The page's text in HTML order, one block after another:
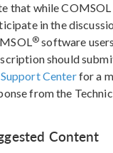
that while COMSOL
in the
® software
should
Support Centerfor a
from the
Content